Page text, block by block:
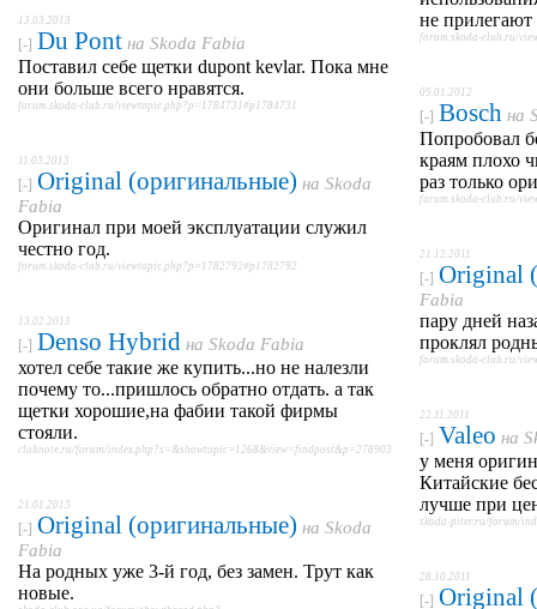
13.03.2013
[-] Du Pont на Skoda Fabia
Поставил себе щетки dupont kevlar. Пока мне
они больше всего нравятся.
forum.skoda-club.ru/viewtopic.php?p=1784731#p1784731
11.03.2013
[-] Original (оригинальные) на Skoda
Fabia
Оригинал при моей эксплуатации служил
честно год.
forum.skoda-club.ru/viewtopic.php?p=1782792#p1782792
13.02.2013
[-] Denso Hybrid на Skoda Fabia
хотел себе такие же купить...но не налезли
почему то...пришлось обратно отдать. а так
щетки хорошие,на фабии такой фирмы
стояли.
clubnote.ru/forum/index.php?s=&showtopic=1268&view=findpost&p=278903
21.01.2013
[-] Original (оригинальные) на Skoda
Fabia
На родных уже 3-й год, без замен. Трут как
новые.
не прилегают
forum.skoda-club.ru/
09.01.2012
[-] Bosch на
Попробовал
краям плохо
раз только
forum.skoda-club.ru/
21.12.2011
[-] Original
Fabia
пару дней
проклял
forum.skoda-club.ru/
22.11.2011
[-] Valeo на
у меня
Китайские
лучше при
skoda-piter.ru/forum/
28.10.2011
[-] Original